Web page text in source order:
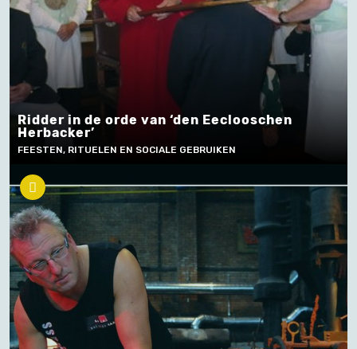
Ridder in de orde van ‘den Eeclooschen
Herbacker’
FEESTEN, RITUELEN EN SOCIALE GEBRUIKEN